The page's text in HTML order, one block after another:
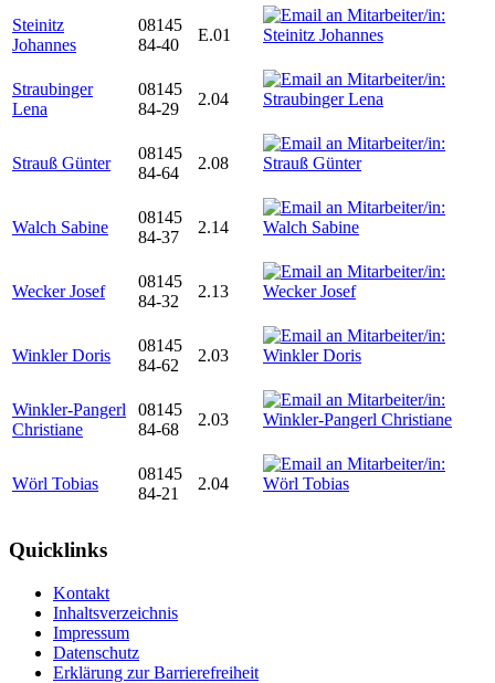
Steinitz
Johannes
08145
84-40
E.01
Straubinger
Lena
08145
84-29
2.04
Strauß Günter
08145
84-64
2.08
Walch Sabine
08145
84-37
2.14
Wecker Josef
08145
84-32
2.13
Winkler Doris
08145
84-62
2.03
Winkler-Pangerl
Christiane
08145
84-68
2.03
Wörl Tobias
08145
84-21
2.04
Quicklinks
Kontakt
Inhaltsverzeichnis
Impressum
Datenschutz
Erklärung zur Barrierefreiheit